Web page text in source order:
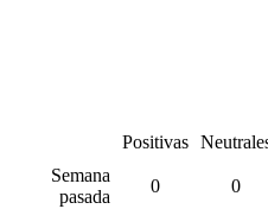
Positivas
Semana
pasada
0 0